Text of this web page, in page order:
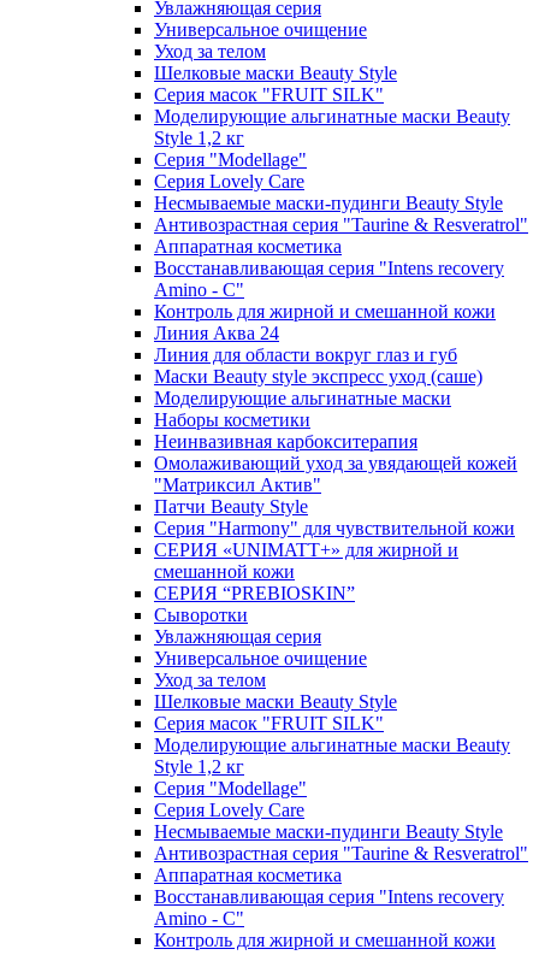
Увлажняющая серия
Универсальное очищение
Уход за телом
Шелковые маски Beauty Style
Серия масок "FRUIT SILK"
Моделирующие альгинатные маски Beauty
Style 1,2 кг
Серия "Modellage"
Cерия Lovely Care
Несмываемые маски-пудинги Beauty Style
Антивозрастная серия "Taurine & Resveratrol"
Аппаратная косметика
Восстанавливающая серия "Intens recovery
Amino - C"
Контроль для жирной и смешанной кожи
Линия Аква 24
Линия для области вокруг глаз и губ
Маски Beauty style экспресс уход (саше)
Моделирующие альгинатные маски
Наборы косметики
Неинвазивная карбокситерапия
Омолаживающий уход за увядающей кожей
"Матриксил Актив"
Патчи Beauty Style
Серия "Harmony" для чувствительной кожи
СЕРИЯ «UNIMATT+» для жирной и
смешанной кожи
СЕРИЯ “PREBIOSKIN”
Сыворотки
Увлажняющая серия
Универсальное очищение
Уход за телом
Шелковые маски Beauty Style
Серия масок "FRUIT SILK"
Моделирующие альгинатные маски Beauty
Style 1,2 кг
Серия "Modellage"
Cерия Lovely Care
Несмываемые маски-пудинги Beauty Style
Антивозрастная серия "Taurine & Resveratrol"
Аппаратная косметика
Восстанавливающая серия "Intens recovery
Amino - C"
Контроль для жирной и смешанной кожи